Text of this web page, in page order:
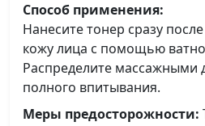
Способ применения:
Нанесите тонер сразу
кожу лица с помощью
Распределите массажными
полного впитывания.
Меры предосторожности: